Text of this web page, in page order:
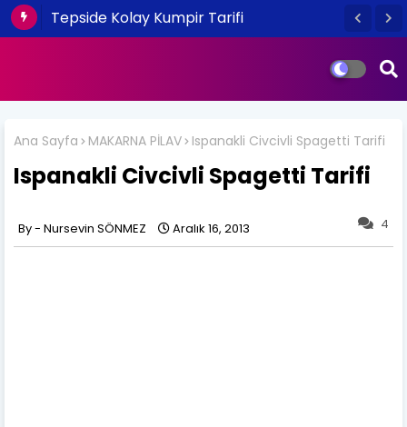
Tepside Kolay Kumpir Tarifi
Ana Sayfa MAKARNA PİLAV Ispanakli Civcivli Spagetti Tarifi
Ispanakli Civcivli Spagetti Tarifi
4
Nursevin SÖNMEZ Aralık 16, 2013